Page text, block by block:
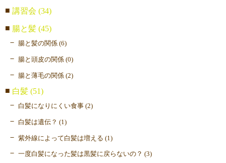
講習会 (34)
腸と髪 (45)
腸と髪の関係 (6)
腸と頭皮の関係 (0)
腸と薄毛の関係 (2)
白髪 (51)
白髪になりにくい食事 (2)
白髪は遺伝？ (1)
紫外線によって白髪は増える (1)
一度白髪になった髪は黒髪に戻らないの？ (3)